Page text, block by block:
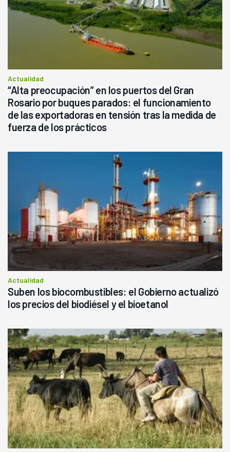
Actualidad
“Alta preocupación” en los puertos del Gran
Rosario por buques parados: el funcionamiento
de las exportadoras en tensión tras la medida de
fuerza de los prácticos
Actualidad
Suben los biocombustibles: el Gobierno actualizó
los precios del biodiésel y el bioetanol